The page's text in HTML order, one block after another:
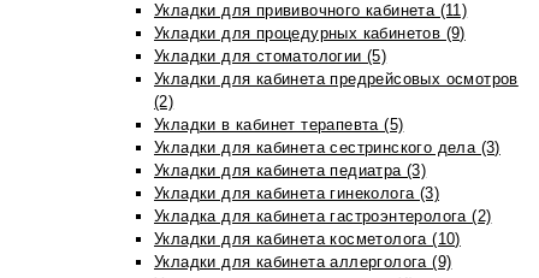
Укладки для прививочного кабинета (11)
Укладки для процедурных кабинетов (9)
Укладки для стоматологии (5)
Укладки для кабинета предрейсовых осмотров
(2)
Укладки в кабинет терапевта (5)
Укладки для кабинета сестринского дела (3)
Укладки для кабинета педиатра (3)
Укладки для кабинета гинеколога (3)
Укладка для кабинета гастроэнтеролога (2)
Укладки для кабинета косметолога (10)
Укладки для кабинета аллерголога (9)